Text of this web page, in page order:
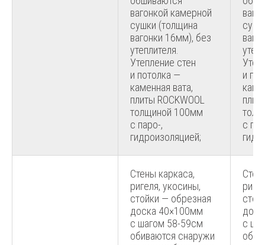
вагонкой камерной
сушки (толщина
вагонки 16мм), без
утеплителя.
Утепление стен
и потолка —
каменная вата,
плиты ROCKWOOL
толщиной 100мм
с паро-,
гидроизоляцией;
и
с
Стены каркаса,
ригеля, укосины,
стойки — обрезная
доска 40×100мм
с шагом 58-59см
обиваются снаружи
с